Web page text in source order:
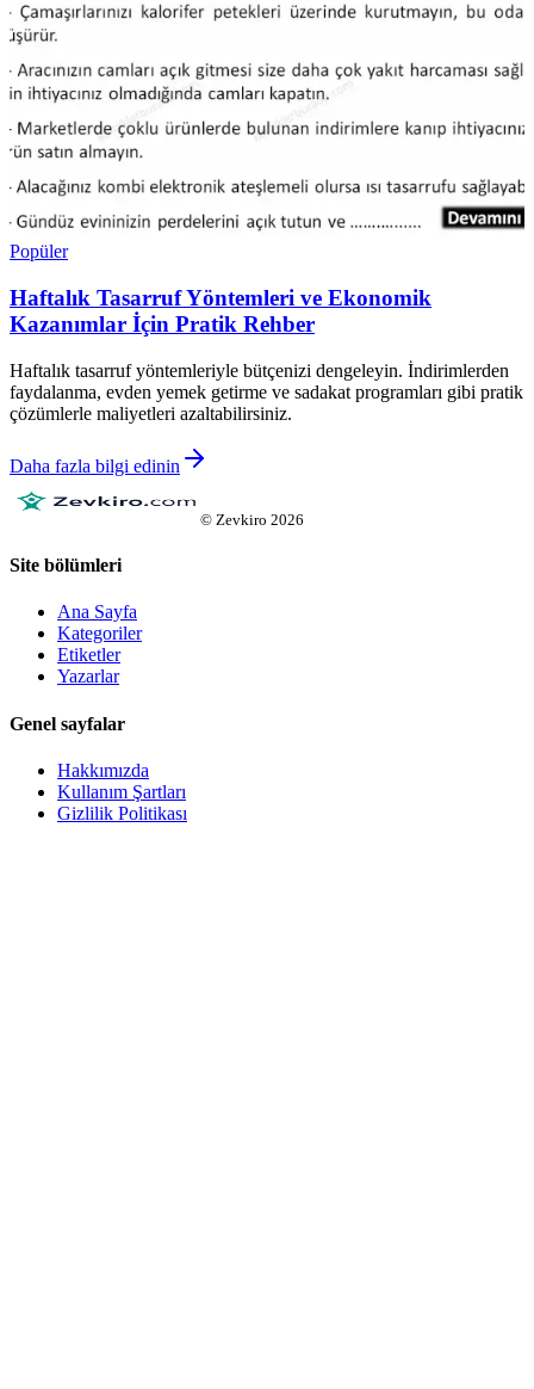
Popüler
Haftalık Tasarruf Yöntemleri ve Ekonomik
Kazanımlar İçin Pratik Rehber
Haftalık tasarruf yöntemleriyle bütçenizi dengeleyin. İndirimlerden
faydalanma, evden yemek getirme ve sadakat programları gibi pratik
çözümlerle maliyetleri azaltabilirsiniz.
Daha fazla bilgi edinin
© Zevkiro 2026
Site bölümleri
Ana Sayfa
Kategoriler
Etiketler
Yazarlar
Genel sayfalar
Hakkımızda
Kullanım Şartları
Gizlilik Politikası